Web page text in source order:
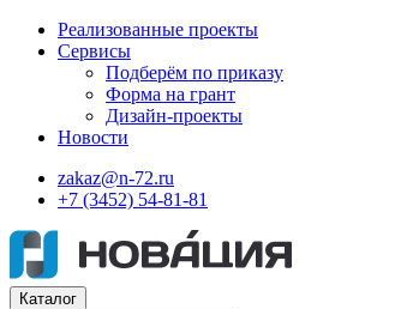
Реализованные проекты
Сервисы
Подберём по приказу
Форма на грант
Дизайн-проекты
Новости
zakaz@n-72.ru
+7 (3452) 54-81-81
Каталог